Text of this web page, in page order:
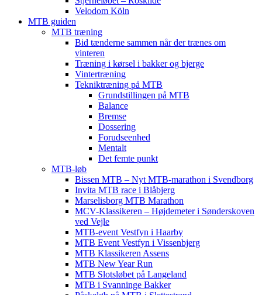
Velodom Köln
MTB guiden
MTB træning
Bid tænderne sammen når der trænes om
vinteren
Træning i kørsel i bakker og bjerge
Vintertræning
Tekniktræning på MTB
Grundstillingen på MTB
Balance
Bremse
Dossering
Forudseenhed
Mentalt
Det femte punkt
MTB-løb
Bissen MTB – Nyt MTB-marathon i Svendborg
Invita MTB race i Blåbjerg
Marselisborg MTB Marathon
MCV-Klassikeren – Højdemeter i Sønderskoven
ved Vejle
MTB-event Vestfyn i Haarby
MTB Event Vestfyn i Vissenbjerg
MTB Klassikeren Assens
MTB New Year Run
MTB Slotsløbet på Langeland
MTB i Svanninge Bakker